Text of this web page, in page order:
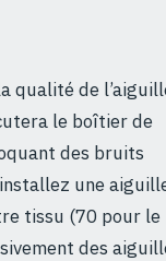
qualité de
le boîtier de
des bruits
une
tissu (70 pour le
des